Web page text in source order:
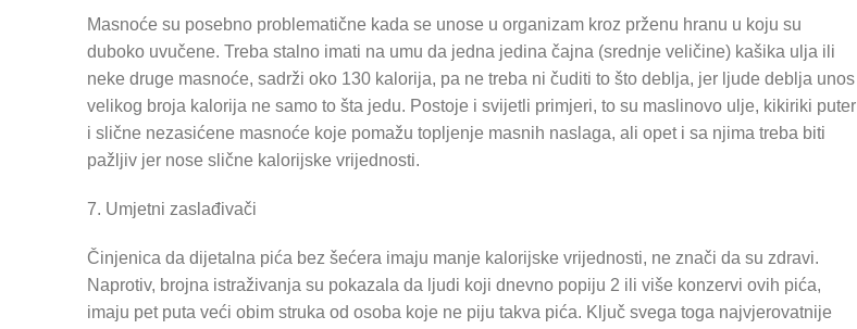
Masnoće su posebno problematične kada se unose u organizam kroz prženu hranu u koju su
duboko uvučene. Treba stalno imati na umu da jedna jedina čajna (srednje veličine) kašika ulja ili
neke druge masnoće, sadrži oko 130 kalorija, pa ne treba ni čuditi to što deblja, jer ljude deblja unos
velikog broja kalorija ne samo to šta jedu. Postoje i svijetli primjeri, to su maslinovo ulje, kikiriki puter
i slične nezasićene masnoće koje pomažu topljenje masnih naslaga, ali opet i sa njima treba biti
pažljiv jer nose slične kalorijske vrijednosti.
7. Umjetni zaslađivači
Činjenica da dijetalna pića bez šećera imaju manje kalorijske vrijednosti, ne znači da su zdravi.
Naprotiv, brojna istraživanja su pokazala da ljudi koji dnevno popiju 2 ili više konzervi ovih pića,
imaju pet puta veći obim struka od osoba koje ne piju takva pića. Ključ svega toga najvjerovatnije